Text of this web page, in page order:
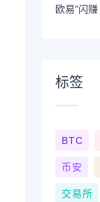
标签
BTC
币安
交易所